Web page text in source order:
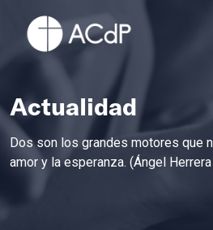
Actualidad
Dos son los grandes motores que
amor y la esperanza. (Ángel